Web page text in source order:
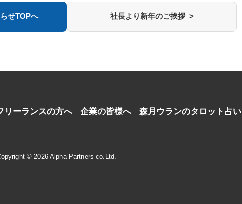
せTOPへ 社長より新年のご挨拶 >
リーランスの方へ 企業の皆様へ 森月ウランのタロット占い
© 2026 Alpha Partners co.Ltd.